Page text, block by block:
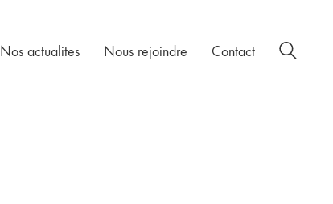
Nos actualites Nous rejoindre Contact